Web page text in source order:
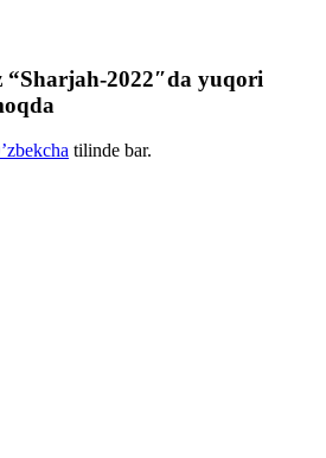
“Sharjah-2022″da yuqori
tilinde bar.